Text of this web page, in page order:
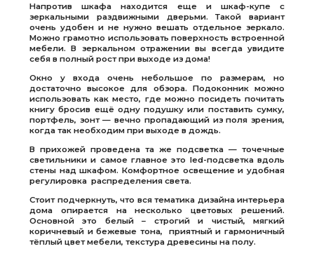
Напротив шкафа находится еще и шкаф-купе с
зеркальными раздвижными дверьми. Такой вариант
очень удобен и не нужно вешать отдельное зеркало.
Можно грамотно использовать поверхность встроенной
мебели. В зеркальном отражении вы всегда увидите
себя в полный рост при выходе из дома!
Окно у входа очень небольшое по размерам, но
достаточно высокое для обзора. Подоконник можно
использовать как место, где можно посидеть почитать
книгу бросив ещё одну подушку или поставить сумку,
портфель, зонт — вечно пропадающий из поля зрения,
когда так необходим при выходе в дождь.
В прихожей проведена та же подсветка — точечные
светильники и самое главное это led-подсветка вдоль
стены над шкафом. Комфортное освещение и удобная
регулировка распределения света.
Стоит подчеркнуть, что вся тематика дизайна интерьера
дома опирается на несколько цветовых решений.
Основной это белый – строгий и чистый, мягкий
коричневый и бежевые тона, приятный и гармоничный
тёплый цвет мебели, текстура древесины на полу.